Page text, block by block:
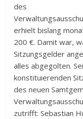
des
erhielt bislang
200 €. Damit war,
Sitzungsgelder
alles abgegolten.
konstituierenden
des neuen
zutrifft: Sebastian